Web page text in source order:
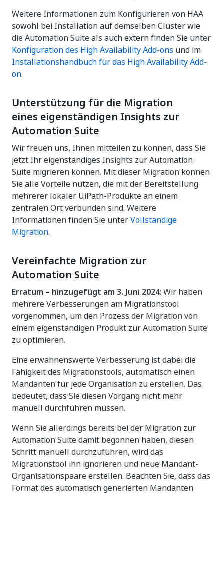
Weitere Informationen zum Konfigurieren von HAA
sowohl bei Installation auf demselben Cluster wie
die Automation Suite als auch extern finden Sie unter
Konfiguration des High Availability Add-ons und im
Installationshandbuch für das High Availability Add-
on.
Unterstützung für die Migration
eines eigenständigen Insights zur
Automation Suite
Wir freuen uns, Ihnen mitteilen zu können, dass Sie
jetzt Ihr eigenständiges Insights zur Automation
Suite migrieren können. Mit dieser Migration können
Sie alle Vorteile nutzen, die mit der Bereitstellung
mehrerer lokaler UiPath-Produkte an einem
zentralen Ort verbunden sind. Weitere
Informationen finden Sie unterVollständige
Migration.
Vereinfachte Migration zur
Automation Suite
Erratum – hinzugefügt am 3. Juni 2024: Wir haben
mehrere Verbesserungen am Migrationstool
vorgenommen, um den Prozess der Migration von
einem eigenständigen Produkt zur Automation Suite
zu optimieren.
Eine erwähnenswerte Verbesserung ist dabei die
Fähigkeit des Migrationstools, automatisch einen
Mandanten für jede Organisation zu erstellen. Das
bedeutet, dass Sie diesen Vorgang nicht mehr
manuell durchführen müssen.
Wenn Sie allerdings bereits bei der Migration zur
Automation Suite damit begonnen haben, diesen
Schritt manuell durchzuführen, wird das
Migrationstool ihn ignorieren und neue Mandant-
Organisationspaare erstellen. Beachten Sie, dass das
Format des automatisch generierten Mandanten